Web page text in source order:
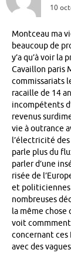
10
Montceau ma
beaucoup de
y’a qu’à voir la
Cavaillon paris
commissariats
racaille de 14
incompétents
revenus
vie à outrance
l’électricité
parle plus du
parler d’une
risée de
et politiciennes
nombreuses
la même chose
voit
concernant ces
avec des